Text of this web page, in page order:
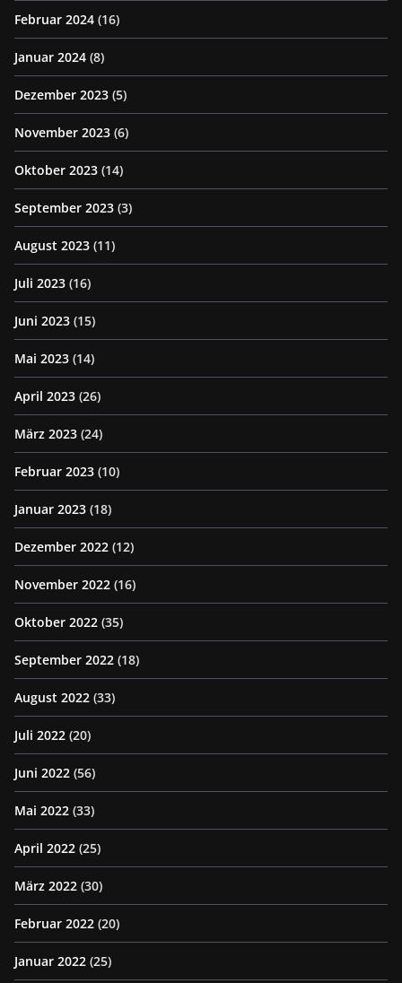
Februar 2024 (16)
Januar 2024 (8)
Dezember 2023 (5)
November 2023 (6)
Oktober 2023 (14)
September 2023 (3)
August 2023 (11)
Juli 2023 (16)
Juni 2023 (15)
Mai 2023 (14)
April 2023 (26)
März 2023 (24)
Februar 2023 (10)
Januar 2023 (18)
Dezember 2022 (12)
November 2022 (16)
Oktober 2022 (35)
September 2022 (18)
August 2022 (33)
Juli 2022 (20)
Juni 2022 (56)
Mai 2022 (33)
April 2022 (25)
März 2022 (30)
Februar 2022 (20)
Januar 2022 (25)